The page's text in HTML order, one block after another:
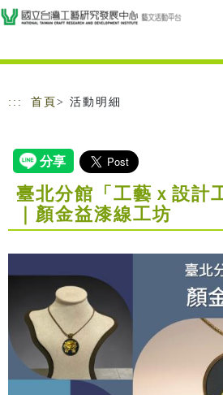
跳到主要內容
網站導覽
::: 首頁 > 活動明細
臺北分館「工藝ｘ設計
｜顏金益漆線工坊